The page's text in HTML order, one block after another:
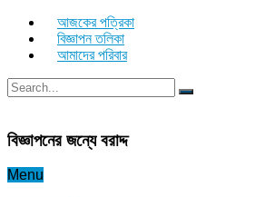
আজকের পত্রিকা
বিজ্ঞাপন তলিকা
আমাদের পরিবার
বিজ্ঞাপনের জন্যে বরাদ্দ
Menu